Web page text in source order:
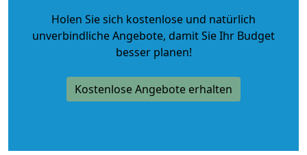
Holen Sie sich kostenlose und natürlich
unverbindliche Angebote, damit Sie Ihr Budget
besser planen!
Kostenlose Angebote erhalten